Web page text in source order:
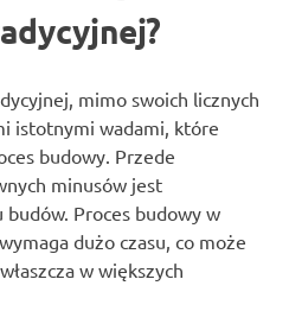
mimo swoich licznych
istotnymi wadami, które
budowy. Przede
minusów jest
budów. Proces budowy w
dużo czasu, co może
w większych